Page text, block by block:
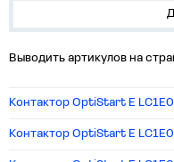
Выводить артикулов на
Контактор OptiStart E
Контактор OptiStart E